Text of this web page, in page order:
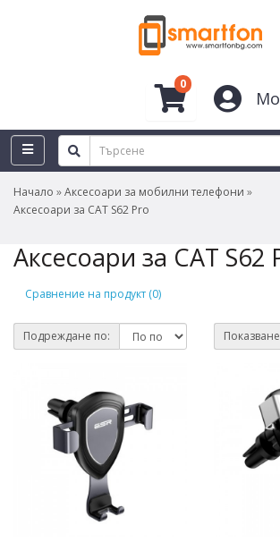
0
Начало
Аксесоари за мобилни телефони
Аксесоари за CAT S62 Pro
Аксесоари за CAT S62
Сравнение на продукт (0)
Подреждане по: